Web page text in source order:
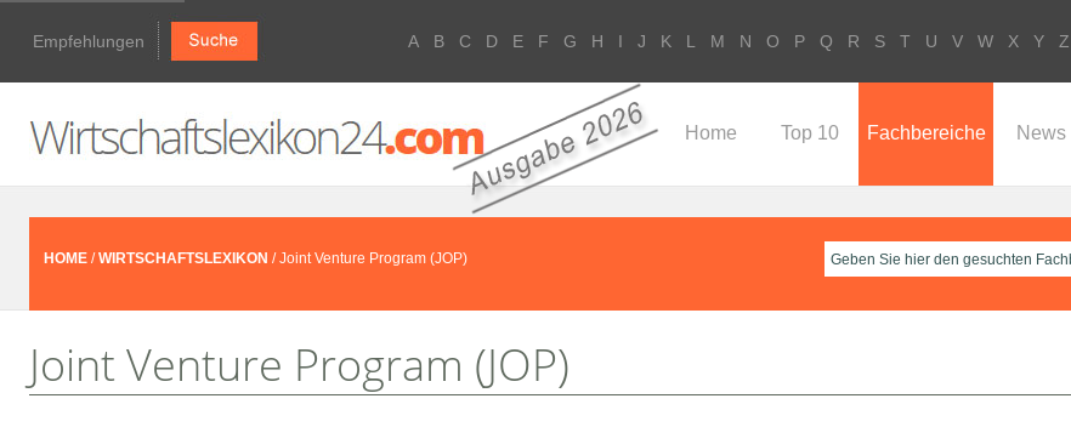
Empfehlungen A B C D E F G H I J K L M N O P Q R S T U V W X Y Z
Home Top 10 Fachbereiche News
HOME /WIRTSCHAFTSLEXIKON / Joint Venture Program (JOP)
Joint Venture Program (JOP)